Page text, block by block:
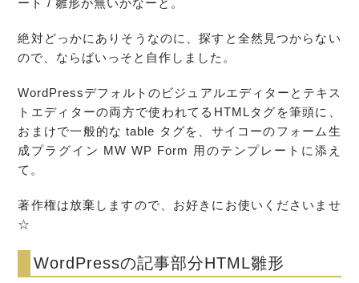
絶対どっかにありそうなのに、探すと全然見つからない
ので、ならばいっそと自作しました。
WordPressデフォルトのビジュアルエディター とテキス
ト エディターの両方で使われてる HTMLタグ を筆頭に、
おまけで一般的な table タグを、サイコーのフォーム生
成プラグイン MW WP Form 用のテンプレート に添え
て。
著作権は放棄しますので、お好きにお使いくださいませ
☆
WordPressの記事部分HTML雛形